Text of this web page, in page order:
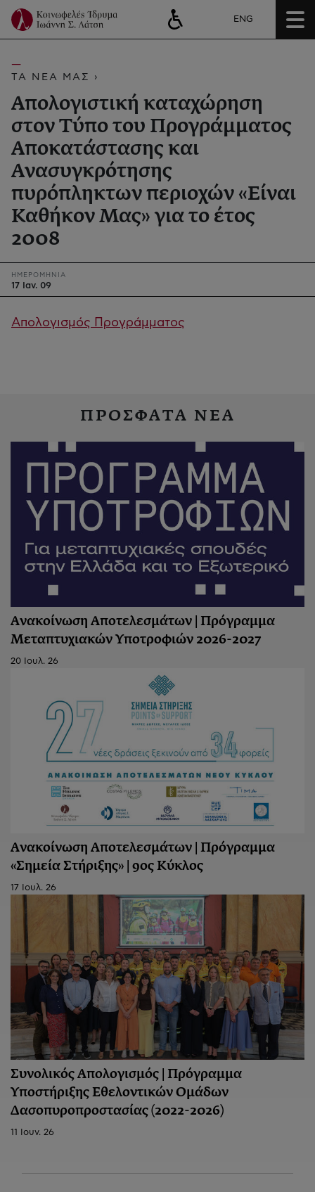
ENG
ΤΑ ΝΕΑ ΜΑΣ ›
Απολογιστική καταχώρηση
στον Τύπο του Προγράμματος
Αποκατάστασης και
Ανασυγκρότησης
πυρόπληκτων περιοχών «Είναι
Καθήκον Μας» για το έτος
2008
ΗΜΕΡΟΜΗΝΙΑ
17 Ιαν. 09
Απολογισμός Προγράμματος
ΠΡΟΣΦΑΤΑ ΝΕΑ
Ανακοίνωση Αποτελεσμάτων | Πρόγραμμα
Μεταπτυχιακών Υποτροφιών 2026-2027
20 Ιουλ. 26
Ανακοίνωση Aποτελεσμάτων | Πρόγραμμα
«Σημεία Στήριξης» | 9ος Κύκλος
17 Ιουλ. 26
Συνολικός Απολογισμός | Πρόγραμμα
Υποστήριξης Εθελοντικών Ομάδων
Δασοπυροπροστασίας (2022-2026)
11 Ιουν. 26